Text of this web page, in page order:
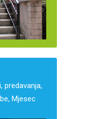
predavanja,
Mjesec